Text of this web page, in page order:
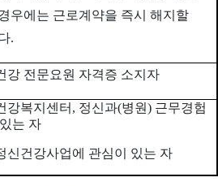
우에는 근로계약을 즉시 해지할
.
강 전문요원 자격증 소지자
강복지센터 , 정신과(병원) 근무경험
는 자
신건강사업에 관심이 있는 자